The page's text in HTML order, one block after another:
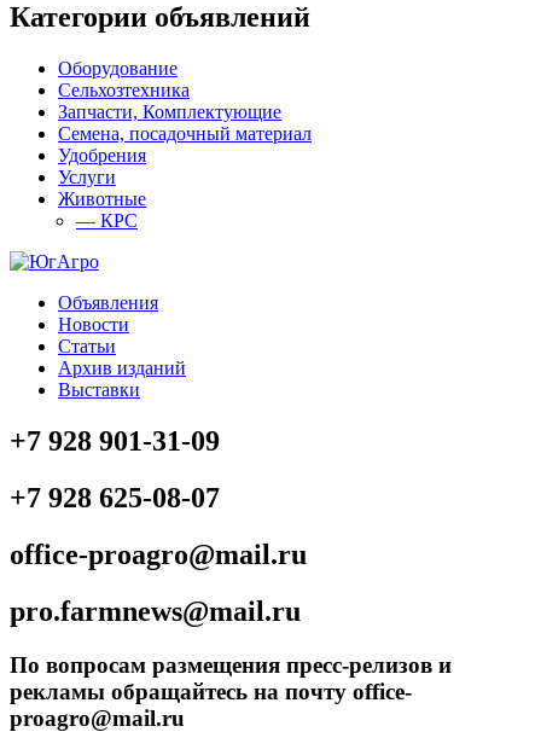
Категории объявлений
Оборудование
Сельхозтехника
Запчасти, Комплектующие
Семена, посадочный материал
Удобрения
Услуги
Животные
— КРС
Объявления
Новости
Статьи
Архив изданий
Выставки
+7 928 901-31-09
+7 928 625-08-07
office-proagro@mail.ru
pro.farmnews@mail.ru
По вопросам размещения пресс-релизов и
рекламы обращайтесь на почту office-
proagro@mail.ru